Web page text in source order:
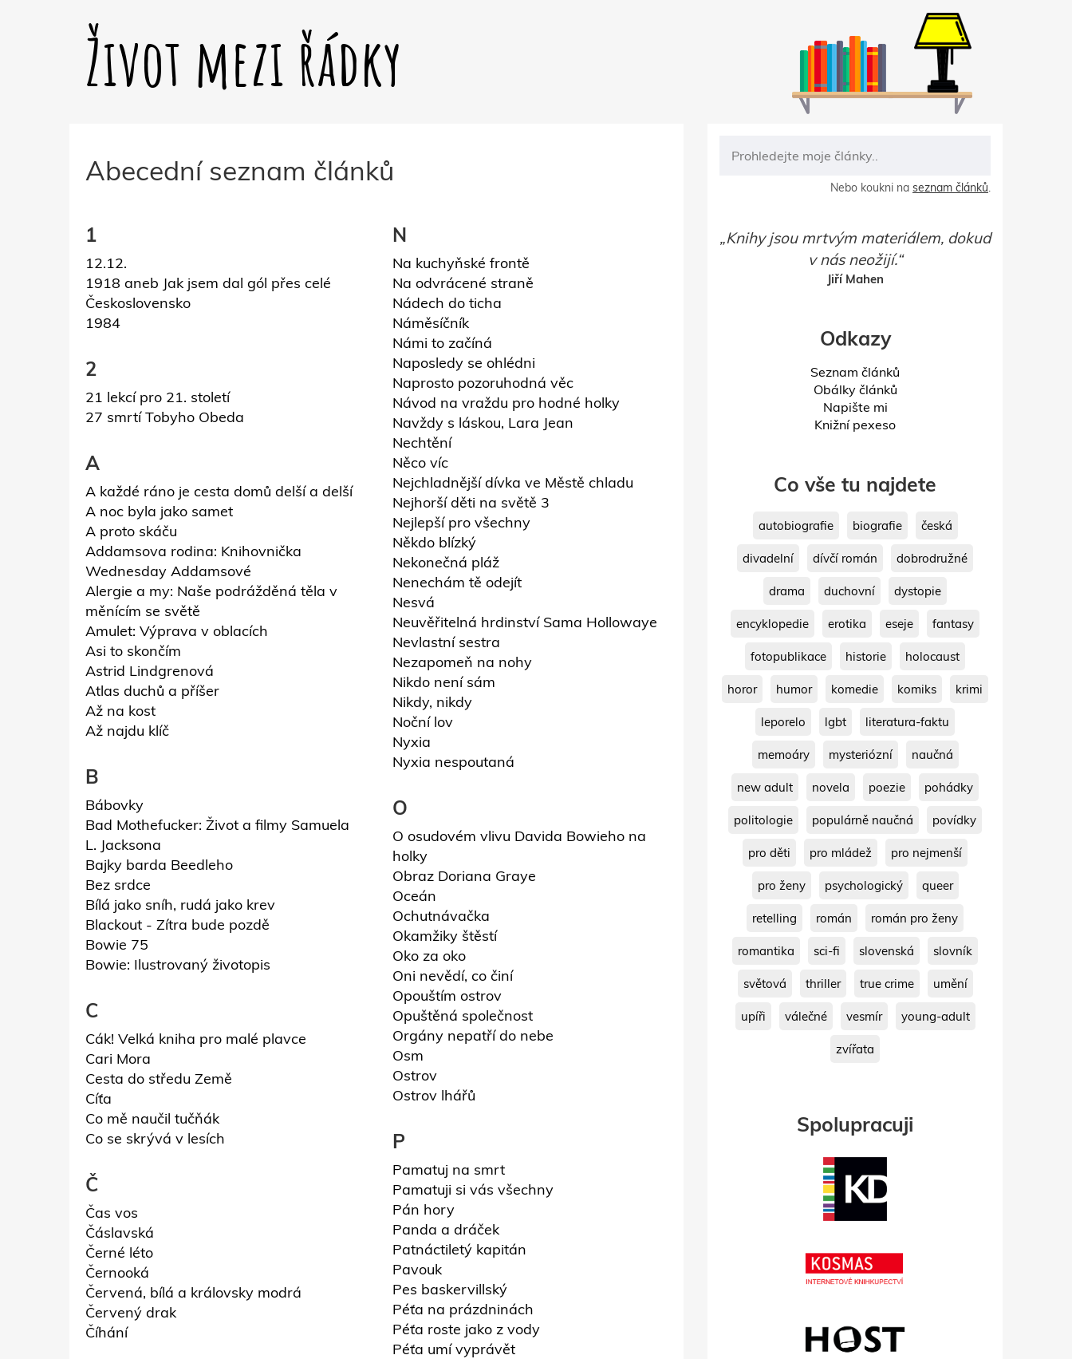
Život mezi řádky
Abecední seznam článků
1
12.12.
1918 aneb Jak jsem dal gól přes celé
Československo
1984
2
21 lekcí pro 21. století
27 smrtí Tobyho Obeda
A
A každé ráno je cesta domů delší a delší
A noc byla jako samet
A proto skáču
Addamsova rodina: Knihovnička
Wednesday Addamsové
Alergie a my: Naše podrážděná těla v
měnícím se světě
Amulet: Výprava v oblacích
Asi to skončím
Astrid Lindgrenová
Atlas duchů a příšer
Až na kost
Až najdu klíč
B
Bábovky
Bad Mothefucker: Život a filmy Samuela
L. Jacksona
Bajky barda Beedleho
Bez srdce
Bílá jako sníh, rudá jako krev
Blackout - Zítra bude pozdě
Bowie 75
Bowie: Ilustrovaný životopis
C
Cák! Velká kniha pro malé plavce
Cari Mora
Cesta do středu Země
Cíťa
Co mě naučil tučňák
Co se skrývá v lesích
Č
Čas vos
Čáslavská
Černé léto
Černooká
Červená, bílá a královsky modrá
Červený drak
Číhání
N
Na kuchyňské frontě
Na odvrácené straně
Nádech do ticha
Náměsíčník
Námi to začíná
Naposledy se ohlédni
Naprosto pozoruhodná věc
Návod na vraždu pro hodné holky
Navždy s láskou, Lara Jean
Nechtění
Něco víc
Nejchladnější dívka ve Městě chladu
Nejhorší děti na světě 3
Nejlepší pro všechny
Někdo blízký
Nekonečná pláž
Nenechám tě odejít
Nesvá
Neuvěřitelná hrdinství Sama Hollowaye
Nevlastní sestra
Nezapomeň na nohy
Nikdo není sám
Nikdy, nikdy
Noční lov
Nyxia
Nyxia nespoutaná
O
O osudovém vlivu Davida Bowieho na
holky
Obraz Doriana Graye
Oceán
Ochutnávačka
Okamžiky štěstí
Oko za oko
Oni nevědí, co činí
Opouštím ostrov
Opuštěná společnost
Orgány nepatří do nebe
Osm
Ostrov
Ostrov lhářů
P
Pamatuj na smrt
Pamatuji si vás všechny
Pán hory
Panda a dráček
Patnáctiletý kapitán
Pavouk
Pes baskervillský
Péťa na prázdninách
Péťa roste jako z vody
Péťa umí vyprávět
Nebo koukni na seznam článků.
Knihy jsou mrtvým materiálem, dokud
v nás neožijí.
Jiří Mahen
Odkazy
Seznam článků
Obálky článků
Napište mi
Knižní pexeso
Co vše tu najdete
autobiografie biografie česká
divadelní dívčí román dobrodružné
drama duchovní dystopie
encyklopedie erotika eseje fantasy
fotopublikace historie holocaust
horor humor komedie komiks krimi
leporelo lgbt literatura-faktu
memoáry mysteriózní naučná
new adult novela poezie pohádky
politologie populárně naučná povídky
pro děti pro mládež pro nejmenší
pro ženy psychologický queer
retelling román román pro ženy
romantika sci-fi slovenská slovník
světová thriller true crime umění
upíři válečné vesmír young-adult
zvířata
Spolupracuji